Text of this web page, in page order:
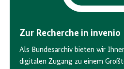
Zur Recherche in invenio
Als Bundesarchiv bieten wir
digitalen Zugang zu einem